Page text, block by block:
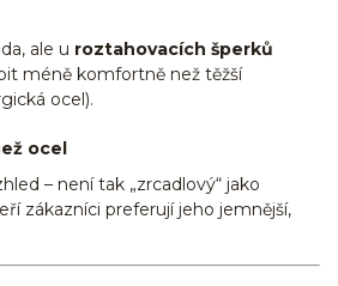
ale u roztahovacích šperků
méně komfortně než těžší
ocel).
ocel
– není tak „zrcadlový“ jako
zákazníci preferují jeho jemnější,